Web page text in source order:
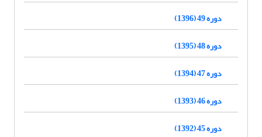
دوره 49 (1396)
دوره 48 (1395)
دوره 47 (1394)
دوره 46 (1393)
دوره 45 (1392)